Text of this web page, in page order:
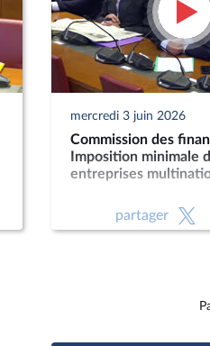
mercredi 3 juin 2026
Commission des
Imposition minimale
entreprises
partager